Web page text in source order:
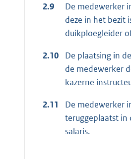
2.9
De medewerker
deze in het bezit
duikploegleider
2.10
De plaatsing in
de medewerker
kazerne
2.11
De medewerker
teruggeplaatst in
salaris.